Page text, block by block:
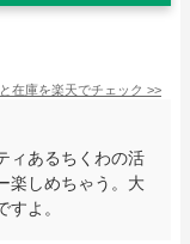
在庫を楽天でチェック >>
ィあるちくわの活
楽しめちゃう。大
よ。